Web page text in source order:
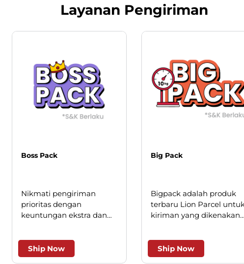
Layanan Pengiriman
Boss Pack
Nikmati pengiriman
prioritas dengan
keuntungan ekstra dan
Ship Now
Big Pack
Bigpack adalah produk
terbaru Lion Parcel
kiriman yang dikenakan
beberapa wilayah kota
besar.
Ship Now